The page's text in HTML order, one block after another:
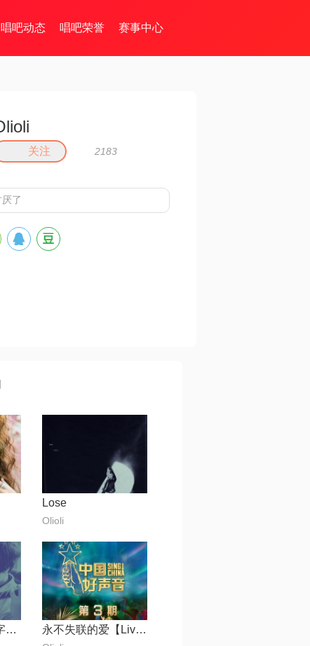
唱吧动态 唱吧荣誉 赛事中心
关注 2183
了
Lose
Olioli
刻在我心底的名字【电影《刻在你心底的名字》主题曲】 永不失联的爱【Live】